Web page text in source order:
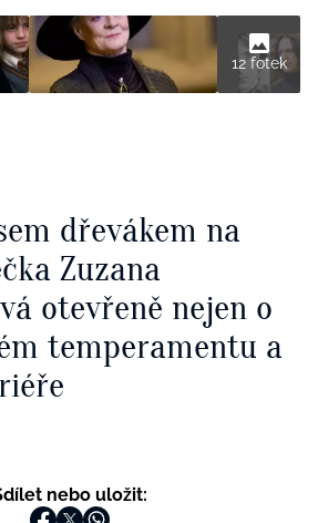
12 fotek
dřevákem na
Zuzana
otevřeně nejen o
temperamentu a
nebo uložit: